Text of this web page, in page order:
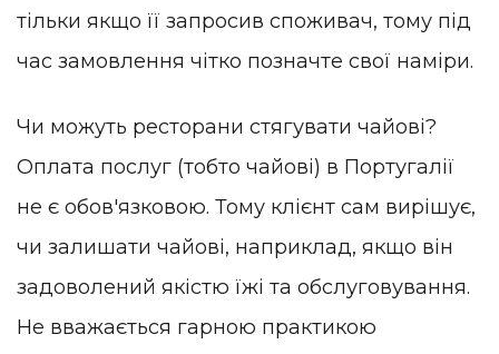
тільки якщо її запросив споживач, тому під
час замовлення чітко позначте свої наміри.
Чи можуть ресторани стягувати чайові?
Оплата послуг (тобто чайові) в Португалії
не є обов'язковою. Тому клієнт сам вирішує,
чи залишати чайові, наприклад, якщо він
задоволений якістю їжі та обслуговування.
Не вважається гарною практикою